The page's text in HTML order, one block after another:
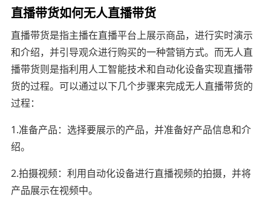
直播带货如何无人直播带货
直播带货是指主播在直播平台上展示商品，进行实时演示
和介绍，并引导观众进行购买的一种营销方式。而无人直
播带货则是指利用人工智能技术和自动化设备实现直播带
货的过程。可以通过以下几个步骤来完成无人直播带货的
过程：
1.准备产品：选择要展示的产品，并准备好产品信息和介
绍。
2.拍摄视频：利用自动化设备进行直播视频的拍摄，并将
产品展示在视频中。